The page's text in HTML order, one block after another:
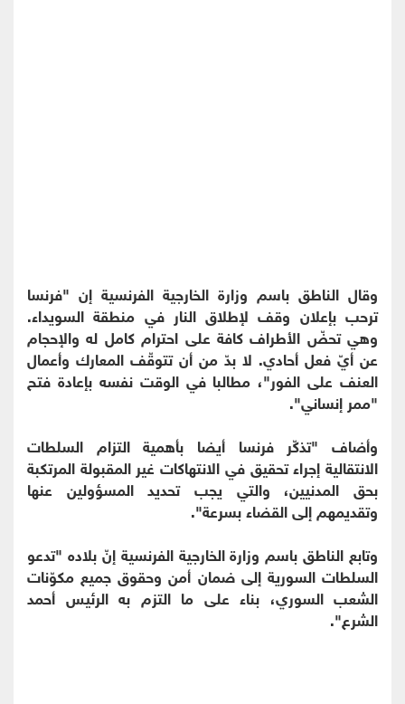
وقال الناطق باسم وزارة الخارجية الفرنسية إن "فرنسا
ترحب بإعلان وقف لإطلاق النار في منطقة السويداء.
وهي تحضّ الأطراف كافة على احترام كامل له والإحجام
عن أيّ فعل أحادي. لا بدّ من أن تتوقّف المعارك وأعمال
العنف على الفور"، مطالبا في الوقت نفسه بإعادة فتح
"ممر إنساني".
وأضاف "تذكّر فرنسا أيضا بأهمية التزام السلطات
الانتقالية إجراء تحقيق في الانتهاكات غير المقبولة المرتكبة
بحق المدنيين، والتي يجب تحديد المسؤولين عنها
وتقديمهم إلى القضاء بسرعة".
وتابع الناطق باسم وزارة الخارجية الفرنسية إنّ بلاده "تدعو
السلطات السورية إلى ضمان أمن وحقوق جميع مكوّنات
الشعب السوري، بناء على ما التزم به الرئيس أحمد
الشرع".